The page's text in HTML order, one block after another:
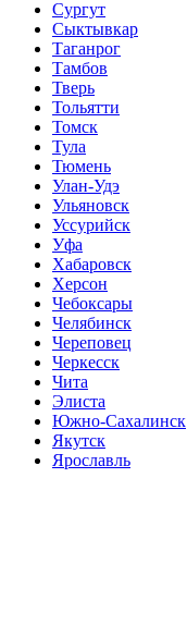
Сургут
Сыктывкар
Таганрог
Тамбов
Тверь
Тольятти
Томск
Тула
Тюмень
Улан-Удэ
Ульяновск
Уссурийск
Уфа
Хабаровск
Херсон
Чебоксары
Челябинск
Череповец
Черкесск
Чита
Элиста
Южно-Сахалинск
Якутск
Ярославль